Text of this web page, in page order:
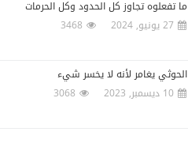
ما تفعلوه تجاوز كل الحدود وكل الحرمات
27 يونيو, 2024
3468
الحوثي يغامر لأنه لا يخسر شيء
10 ديسمبر, 2023
3068